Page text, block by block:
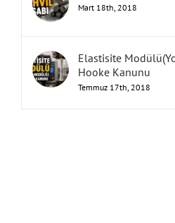
Mart 18th, 2018
Elastisite
Hooke Kanunu
Temmuz 17th, 2018